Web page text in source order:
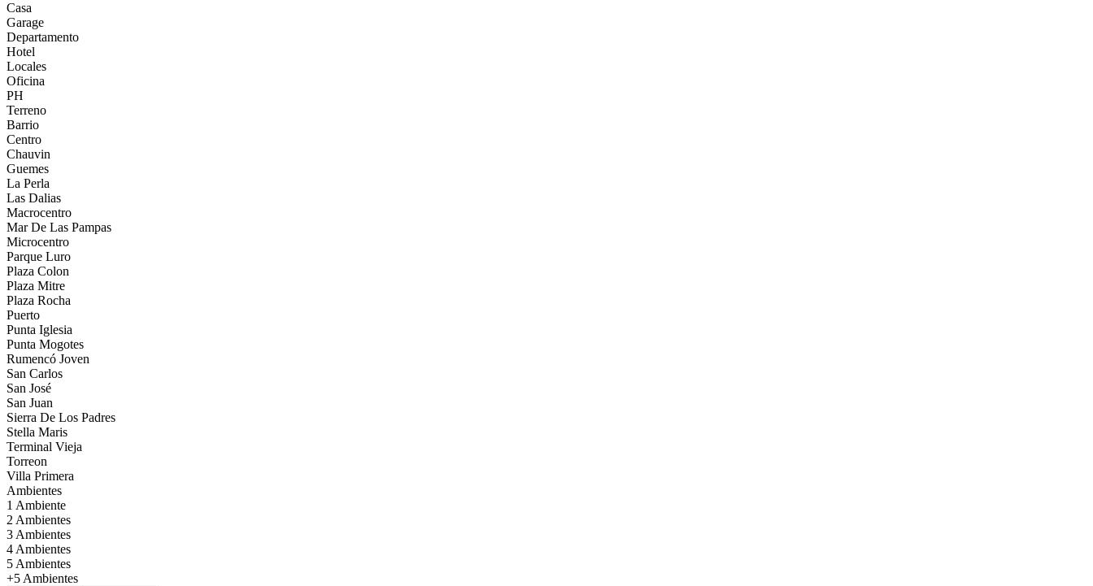
Casa
Garage
Departamento
Hotel
Locales
Oficina
PH
Terreno
Barrio
Centro
Chauvin
Guemes
La Perla
Las Dalias
Macrocentro
Mar De Las Pampas
Microcentro
Parque Luro
Plaza Colon
Plaza Mitre
Plaza Rocha
Puerto
Punta Iglesia
Punta Mogotes
Rumencó Joven
San Carlos
San José
San Juan
Sierra De Los Padres
Stella Maris
Terminal Vieja
Torreon
Villa Primera
Ambientes
1 Ambiente
2 Ambientes
3 Ambientes
4 Ambientes
5 Ambientes
+5 Ambientes